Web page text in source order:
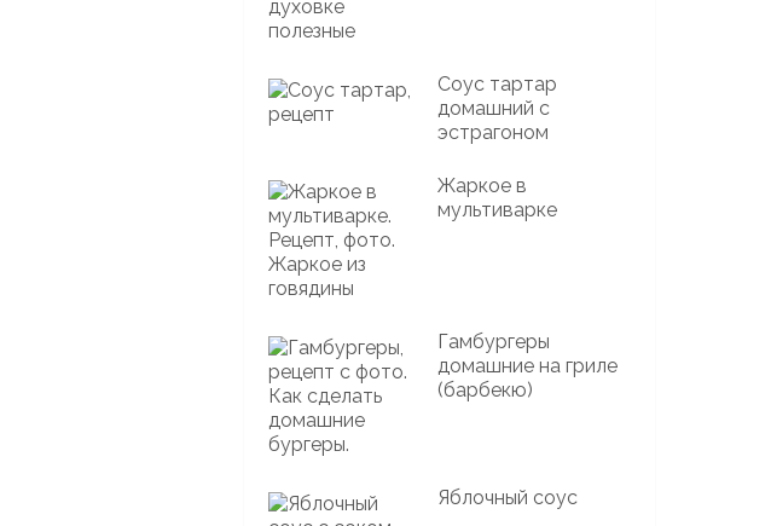
Соус тартар
домашний с
эстрагоном
Жаркое в
мультиварке
Гамбургеры
домашние на гриле
(барбекю)
Яблочный соус